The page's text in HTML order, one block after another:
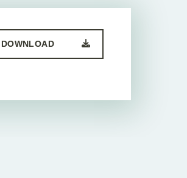
DOWNLOAD